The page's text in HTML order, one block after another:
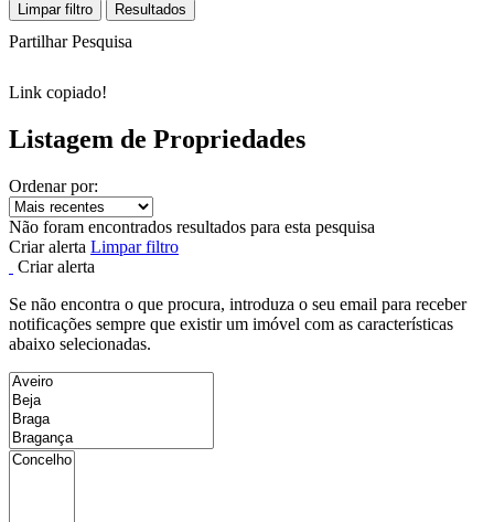
Limpar filtro Resultados
Partilhar Pesquisa
Link copiado!
Listagem de Propriedades
Ordenar por:
Não foram encontrados resultados para esta pesquisa
Criar alerta Limpar filtro
Criar alerta
Se não encontra o que procura, introduza o seu email para receber
notificações sempre que existir um imóvel com as características
abaixo selecionadas.